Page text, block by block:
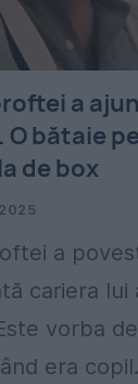
a
bătaie
de box
a
cariera lui
vorba
era